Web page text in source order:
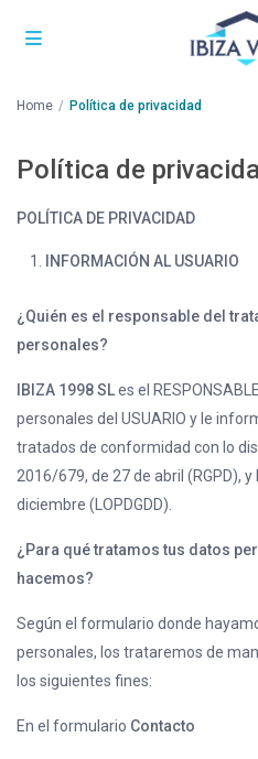
Home Política de privacidad
Política de
POLÍTICA DE PRIVACIDAD
INFORMACIÓN AL USUARIO
¿Quién es el responsable del
personales?
IBIZA 1998 SLes el
personales del USUARIO y le
tratados de conformidad con lo
2016/679, de 27 de abril (RGPD),
diciembre (LOPDGDD).
¿Para qué tratamos tus datos
hacemos?
Según el formulario donde
personales, los trataremos de
los siguientes fines:
En el formulario Contacto